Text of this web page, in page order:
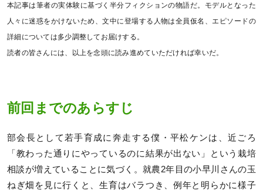
本記事は筆者の実体験に基づく半分フィクションの物語だ。モデルとなった
人々に迷惑をかけないため、文中に登場する人物は全員仮名、エピソードの
詳細については多少調整してお届けする。
読者の皆さんには、以上を念頭に読み進めていただければ幸いだ。
前回までのあらすじ
部会長として若手育成に奔走する僕・平松ケンは、近ごろ
「教わった通りにやっているのに結果が出ない」という栽培
相談が増えていることに気づく。就農2年目の小早川さんの玉
ねぎ畑を見に行くと、生育はバラつき、例年と明らかに様子